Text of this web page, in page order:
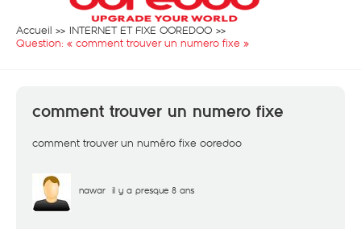
Accueil
INTERNET ET FIXE OOREDOO
Question: « comment trouver un numero fixe »
comment trouver un numero fixe
comment trouver un numéro fixe ooredoo
nawar il y a presque 8 ans